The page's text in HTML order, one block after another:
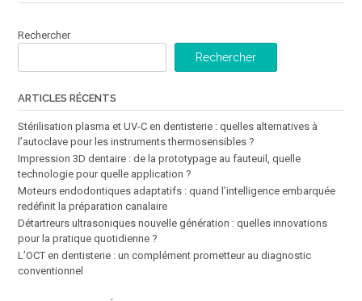
Rechercher
Rechercher
ARTICLES RÉCENTS
Stérilisation plasma et UV-C en dentisterie : quelles alternatives à
l’autoclave pour les instruments thermosensibles ?
Impression 3D dentaire : de la prototypage au fauteuil, quelle
technologie pour quelle application ?
Moteurs endodontiques adaptatifs : quand l’intelligence embarquée
redéfinit la préparation canalaire
Détartreurs ultrasoniques nouvelle génération : quelles innovations
pour la pratique quotidienne ?
L’OCT en dentisterie : un complément prometteur au diagnostic
conventionnel